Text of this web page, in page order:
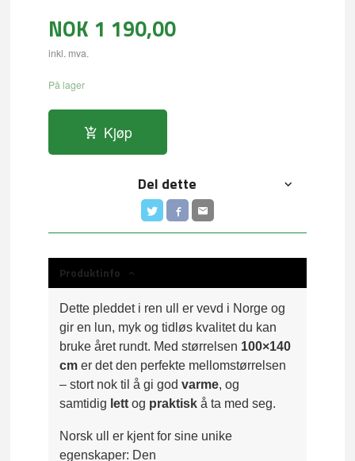
NOK 1 190,00
inkl. mva.
På lager
Kjøp
Del dette
Produktinfo
Dette pleddet i ren ull er vevd i Norge og
gir en lun, myk og tidløs kvalitet du kan
bruke året rundt. Med størrelsen 100×140
cm er det den perfekte mellomstørrelsen
– stort nok til å gi god varme, og
samtidig lettog praktisk å ta med seg.
Norsk ull er kjent for sine unike
egenskaper: Den